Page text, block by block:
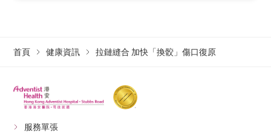
首頁 健康資訊 拉鏈縫合 加快「換骹」傷口復原
服務單張